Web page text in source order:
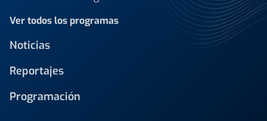
Ver todos los programas
Noticias
Reportajes
Programación